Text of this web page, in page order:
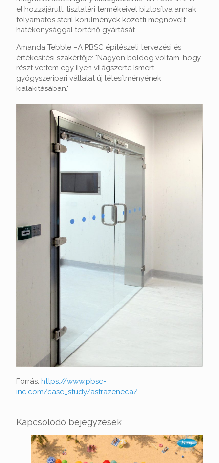
el hozzájárult, tisztatéri termékeivel biztosítva annak
folyamatos steril körülmények közötti megnövelt
hatékonysággal történő gyártását.
Amanda Tebble –A PBSC építészeti tervezési és
értékesítési szakértője: "Nagyon boldog voltam, hogy
részt vettem egy ilyen világszerte ismert
gyógyszeripari vállalat új létesítményének
kialakításában."
Forrás: https://www.pbsc-
inc.com/case_study/astrazeneca/
Kapcsolódó bejegyzések